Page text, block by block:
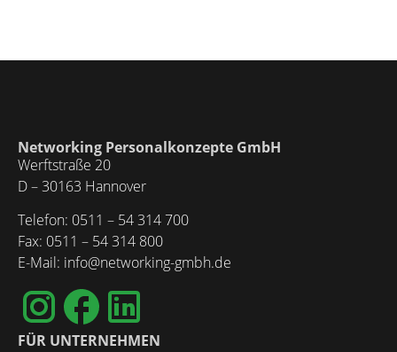
Networking Personalkonzepte GmbH
Werftstraße 20
D – 30163 Hannover
Telefon: 0511 – 54 314 700
Fax: 0511 – 54 314 800
E-Mail: info@networking-gmbh.de
FÜR UNTERNEHMEN